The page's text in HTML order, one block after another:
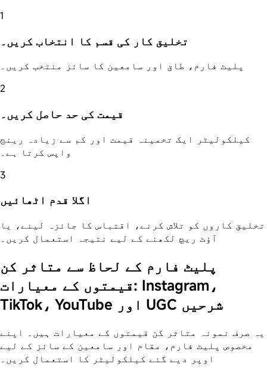
1
تخلیق کار کی قسم کا انتخاب کریں۔
پلیٹ فارم، طاق اور سامعین کا سائز منتخب کریں۔
2
قیمت کی حد حاصل کریں۔
کیلکولیٹر ایک تخمینہ قیمت اور کم سے زیادہ رینج
واپس کرتا ہے۔
3
اگلا قدم اٹھائیں
تخلیق کاروں کو تلاش کرنے، اقتباس کا جائزہ لینے، یا
آؤٹ ریچ لکھنے کے لیے نتیجہ استعمال کریں۔
پلیٹ فارم کے لحاظ سے متاثر کن
قیمتوں کے معیارات: Instagram،
TikTok، YouTube اور UGC شرحیں
یہ صرف نمونہ متاثر کن قیمتوں کے معیارات ہیں۔ اپنے
مخصوص پلیٹ فارم، مقام اور سامعین کے سائز کے لیے
اوپر دیے گئے کیلکولیٹر کا استعمال کریں۔